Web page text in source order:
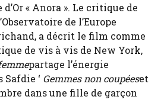
« Anora ». Le critique de
de l’Europe
a décrit le film comme
de vis à vis de New York,
partage l’énergie
‘ Gemmes non coupéeset
dans une fille de garçon